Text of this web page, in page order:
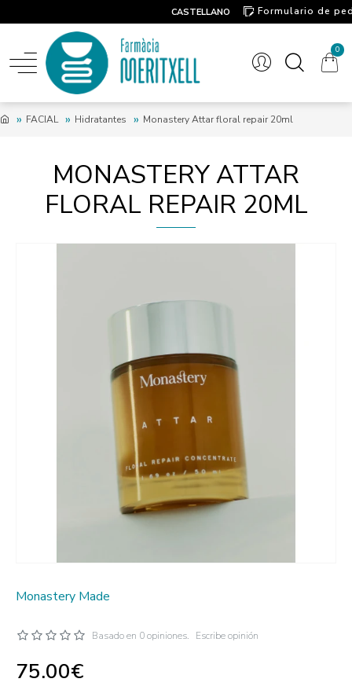
CASTELLANO
Formulario de
0
FACIAL Hidratantes Monastery Attar floral repair 20ml
MONASTERY ATTAR
FLORAL REPAIR 20ML
Monastery Made
Basado en 0 opiniones. Escribe opinión
75.00€